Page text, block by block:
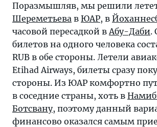
Поразмышляв, мы решили
Шереметьева в ЮАР, в
часовой пересадкой вАбу-Даби.
билетов на одного человека
RUB в обе стороны. Летели
Etihad Airways, билеты сразу
стороны. Из ЮАР комфортно
в соседние страны, хоть в
Ботсвану, поэтому данный
финансово оказался самым